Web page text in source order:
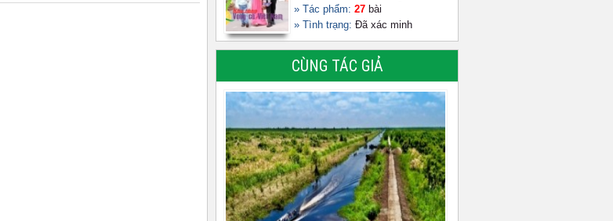
» Tác phẩm: 27 bài
» Tình trạng: Đã xác minh
CÙNG TÁC GIẢ